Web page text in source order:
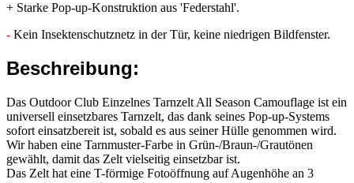
+ Starke Pop-up-Konstruktion aus 'Federstahl'.
- Kein Insektenschutznetz in der Tür, keine niedrigen Bildfenster.
Beschreibung:
Das Outdoor Club Einzelnes Tarnzelt All Season Camouflage ist ein
universell einsetzbares Tarnzelt, das dank seines Pop-up-Systems
sofort einsatzbereit ist, sobald es aus seiner Hülle genommen wird.
Wir haben eine Tarnmuster-Farbe in Grün-/Braun-/Grautönen
gewählt, damit das Zelt vielseitig einsetzbar ist.
Das Zelt hat eine T-förmige Fotoöffnung auf Augenhöhe an 3